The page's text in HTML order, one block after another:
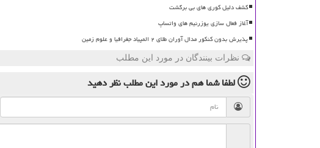
کشف دلیل کوری های بی برگشت
آغاز فعال سازی یوزرنیم های واتساپ
پذیرش بدون کنکور مدال آوران طلای ۲ المپیاد جغرافیا و علوم زمین
نظرات بینندگان در مورد این مطلب
لطفا شما همدر مورد این مطلبنظر دهید